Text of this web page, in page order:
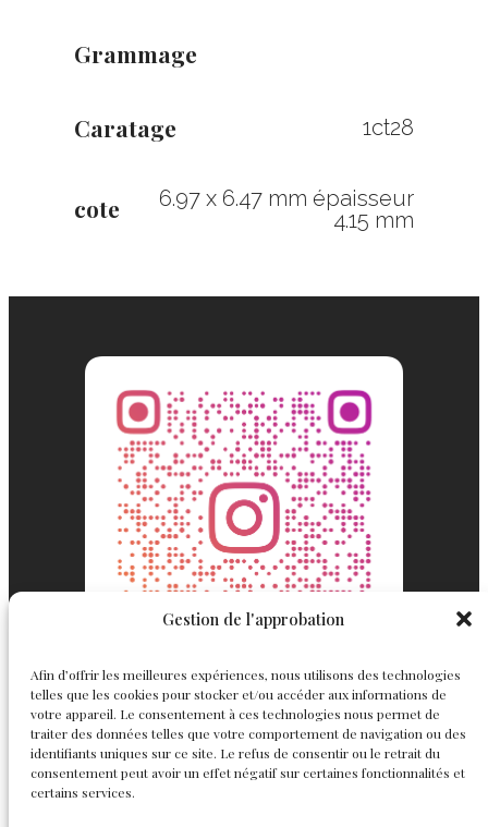
Gestion de l'approbation
Afin d’offrir les meilleures expériences, nous utilisons des technologies
telles que les cookies pour stocker et/ou accéder aux informations de
votre appareil. Le consentement à ces technologies nous permet de
traiter des données telles que votre comportement de navigation ou des
identifiants uniques sur ce site. Le refus de consentir ou le retrait du
consentement peut avoir un effet négatif sur certaines fonctionnalités et
certains services.
Grammage
Caratage 1ct28
cote
6.97 x 6.47 mm épaisseur
4.15 mm
Englemond